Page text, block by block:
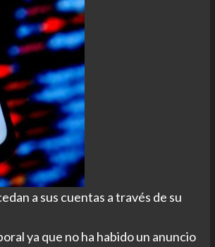
a sus cuentas a través de su
ya que no ha habido un anuncio